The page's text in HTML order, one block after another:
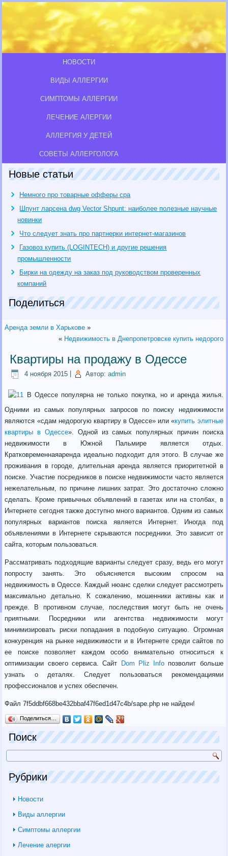
НОВОСТИ
ВИДЫ АЛЛЕРГИИ
СИМПТОМЫ АЛЛЕРГИИ
ЛЕЧЕНИЕ АЛЕРГИИ
АЛЛЕРГИЯ У ДЕТЕЙ
СОВЕТЫ АЛЛЕРГОЛОГА
Новые статьи
Немного про товарные офферы cpa
Шпунт ларсена dwg Vector Shpunt: наиболее полезные научные
новинки
Что следует знать про партнерки интернет-магазинов
Газовоз купить (LOGINTECH) и другие решения
промышленности
Бирки на одежду на заказ под руководством проверенных
компаний
Поделиться
Аренда земли в Харькове »
« Недвижимость в Днепропетровске купить недорого
Квартиры на продажу в Одессе
4 ноября 2015 Автор: admin
В Одессе популярна не только покупка, но и аренда жилья.
Одними из самых популярных запросов по поиску недвижимости
являются «сдам недорогую квартиру в Одессе» или «купить элитные
квартиры в Одессе». Одной из самых популярных причин поиска
недвижимости в Южной Пальмире является отдых.
Кратковременнаяаренда идеально подходит для этого. В случае же
проживания в городе, длительная аренда является приоритетной в
поиске. Участие посредников в поиске недвижимости часто является
нежелательным, по причине лишних затрат. Это достаточно сложно
сделать. Кроме привычных объявлений в газетах или на столбах, в
Интернете сегодня также доступно много вариантов. Одним из самых
популярных вариантов поиска является Интернет. Иногда под
объявлениями в Интернете скрываются посредники. Это зависит от
сайта, которым пользоваться.
Рассматривать подходящие варианты следует сразу, ведь его могут
попросту занять. Это объясняется высоким спросом на
недвижимость в Одессе. Каждый нюанс сделки следует рассмотреть
максимально детально. К сожалению, мошенники активны как и
прежде. В противном случае, последствия могут быть не очень
приятными. Посредники или агентства недвижимости могут
минимизировать риски попадания в подобную ситуацию. Огромная
конкуренция на рынке недвижимости и в Интернете среди сайтов по
ее поиске позволяет каждом особо внимательно относиться к
оптимизации своего сервиса. Сайт
Dom Pliz Info позволит больше
узнать о деталях. Следует пользоваться рекомендациями
профессионалов и успех обеспечен.
Файл 7f5ddbf668be432bbaf47f6ed1d47c4b/sape.php не найден!
Поделиться…
Поиск
Рубрики
Новости
Виды аллергии
Симптомы аллергии
Лечение алергии